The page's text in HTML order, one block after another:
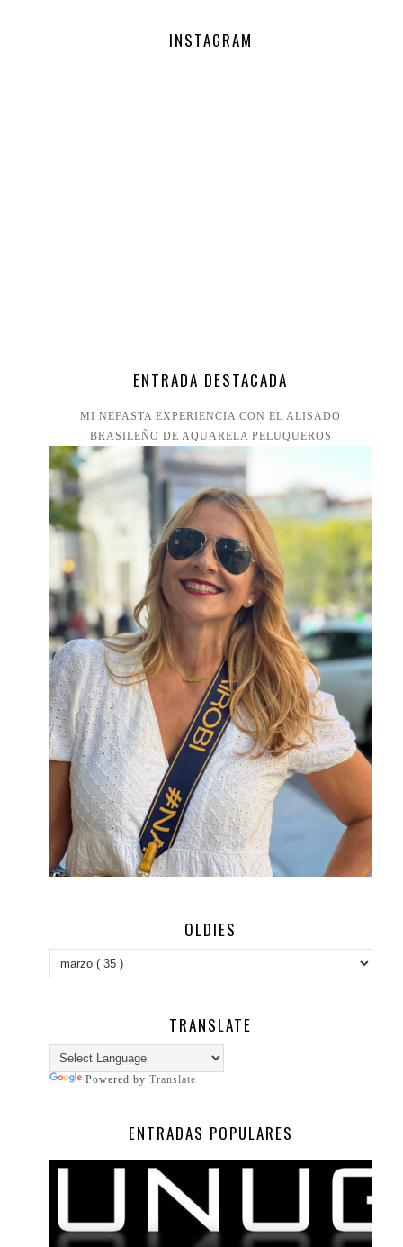
INSTAGRAM
ENTRADA DESTACADA
MI NEFASTA EXPERIENCIA CON EL ALISADO
BRASILEÑO DE AQUARELA PELUQUEROS
OLDIES
TRANSLATE
Powered by Translate
ENTRADAS POPULARES